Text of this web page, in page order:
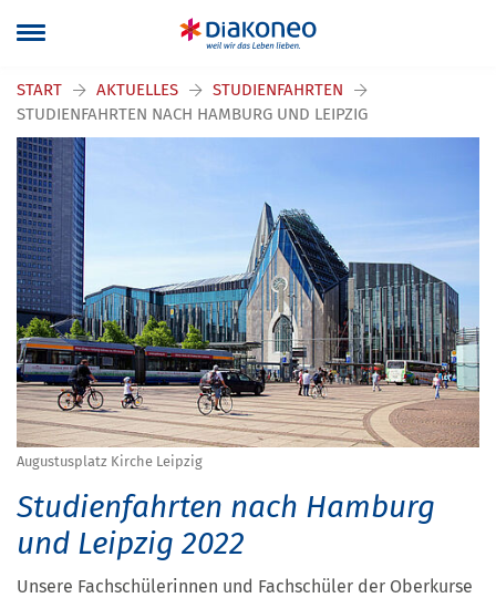
START AKTUELLES
STUDIENFAHRTEN
STUDIENFAHRTEN NACH HAMBURG UND LEIPZIG
Augustusplatz Kirche Leipzig
Studienfahrten nach Hamburg
und Leipzig 2022
Unsere Fachschülerinnen und Fachschüler der Oberkurse